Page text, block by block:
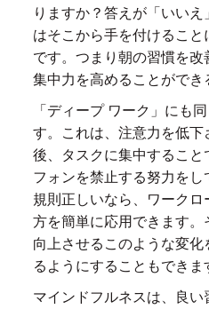
りますか？答えが「いい
はそこから手を付けるこ
です。つまり朝の習慣を
集中力を高めることができ
「ディープ ワーク」にも
す。これは、注意力を低
後、タスクに集中すること
フォンを禁止する努力を
規則正しいなら、ワークロ
方を簡単に応用できます
向上させるこのような変
るようにすることもできま
マインドフルネスは、良